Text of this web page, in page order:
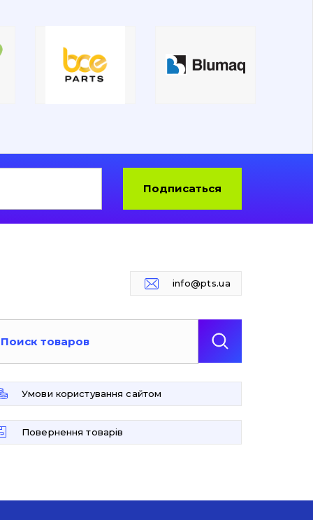
Подписаться
info@pts.ua
Умови користування сайтом
Повернення товарів